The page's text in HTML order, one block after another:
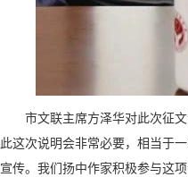
市文联主席方泽华对此次征
此这次说明会非常必要，相当于
宣传。我们扬中作家积极参与这